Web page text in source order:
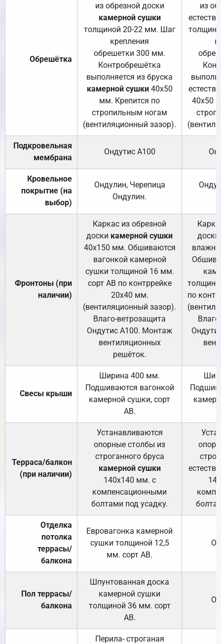
Обрешётка
из обрезной доски
камерной сушки
толщиной 20-22 мм. Шаг
крепления
обрешетки 300 мм.
Контробрешётка
выполняется из бруска
камерной сушки40х50
мм. Крепится по
стропильным ногам
(вентиляционный зазор).
из
40х50
Подкровельная
мембрана
Ондутис А100
Кровельное
покрытие (на
выбор)
Ондулин, Черепица
Ондулин.
Фронтоны (при
наличии)
Каркас из обрезной
доски камерной сушки
40х150 мм. Обшиваются
вагонкой камерной
сушки толщиной 16 мм.
сорт АВ по контррейке
20х40 мм.
(вентиляционный зазор).
Влаго-ветрозащита
Ондутис А100. Монтаж
вентиляционных
решёток.
доски
по
Свесы крыши
Ширина 400 мм.
Подшиваются вагонкой
камерной сушки, сорт
АВ.
Терраса/балкон
(при наличии)
Устанавливаются
опорные столбы из
строганного бруса
камерной сушки
140х140 мм. с
компенсационными
болтами под усадку.
Отделка
потолка
террасы/
балкона
Евровагонка камерной
сушки толщиной 12,5
мм. сорт АВ.
Пол террасы/
балкона
Шпунтованная доска
камерной сушки
толщиной 36 мм. сорт
АВ.
Перила- строганая